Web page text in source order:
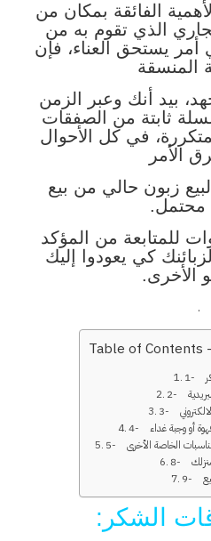
الفائقة بمكان من
الذي تقوم به من
أمر يستحق العناء، فإن
المنسقة
بيد أنك وعبر الزمن
ثابتة من الصفقات
في كل الأحوال
الأمر
زبون حالي من بيع
محتمل.
للمتابعة من المؤكد
كي يعودوا إليك
الأخرى.
.